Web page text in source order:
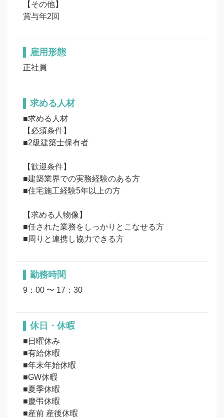
【その他】
賞与年2回
雇用形態
正社員
求める人材
■求める人材
【必須条件】
■2級建築士保有者
【歓迎条件】
■建築業界での実務経験のある方
■住宅施工経験5年以上の方
【求める人物像】
■任された業務をしっかりとこなせる方
勤務時間
9：00 〜 17：30
休日・休暇
■日曜休み
■有給休暇
■年末年始休暇
■GW休暇
■夏季休暇
■慶弔休暇
■産前 産後休暇